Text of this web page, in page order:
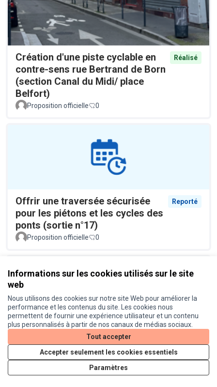
Informations sur les cookies utilisés sur le site
web
Nous utilisons des cookies sur notre site Web pour améliorer la
performance et les contenus du site. Les cookies nous
permettent de fournir une expérience utilisateur et un contenu
plus personnalisés à partir de nos canaux de médias sociaux.
Tout accepter
Accepter seulement les cookies essentiels
Paramètres
Création d'une piste cyclable en
contre-sens rue Bertrand de Born
(section Canal du Midi/ place
Belfort)
Réalisé
Proposition officielle 0
Offrir une traversée sécurisée
pour les piétons et les cycles des
ponts (sortie n°17)
Reporté
Proposition officielle 0
Plus de racks à vélo à la
bibliothèque Cabanis
Proposition officielle 0